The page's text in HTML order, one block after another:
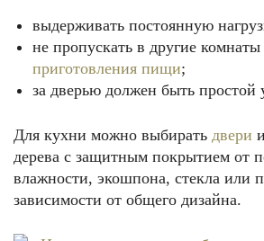
выдерживать постоянную
не пропускать в другие комнаты
приготовления пищи;
за дверью должен быть простой
Для кухни можно выбирать двери
дерева с защитным покрытием от
влажности, экошпона, стекла или
зависимости от общего дизайна.